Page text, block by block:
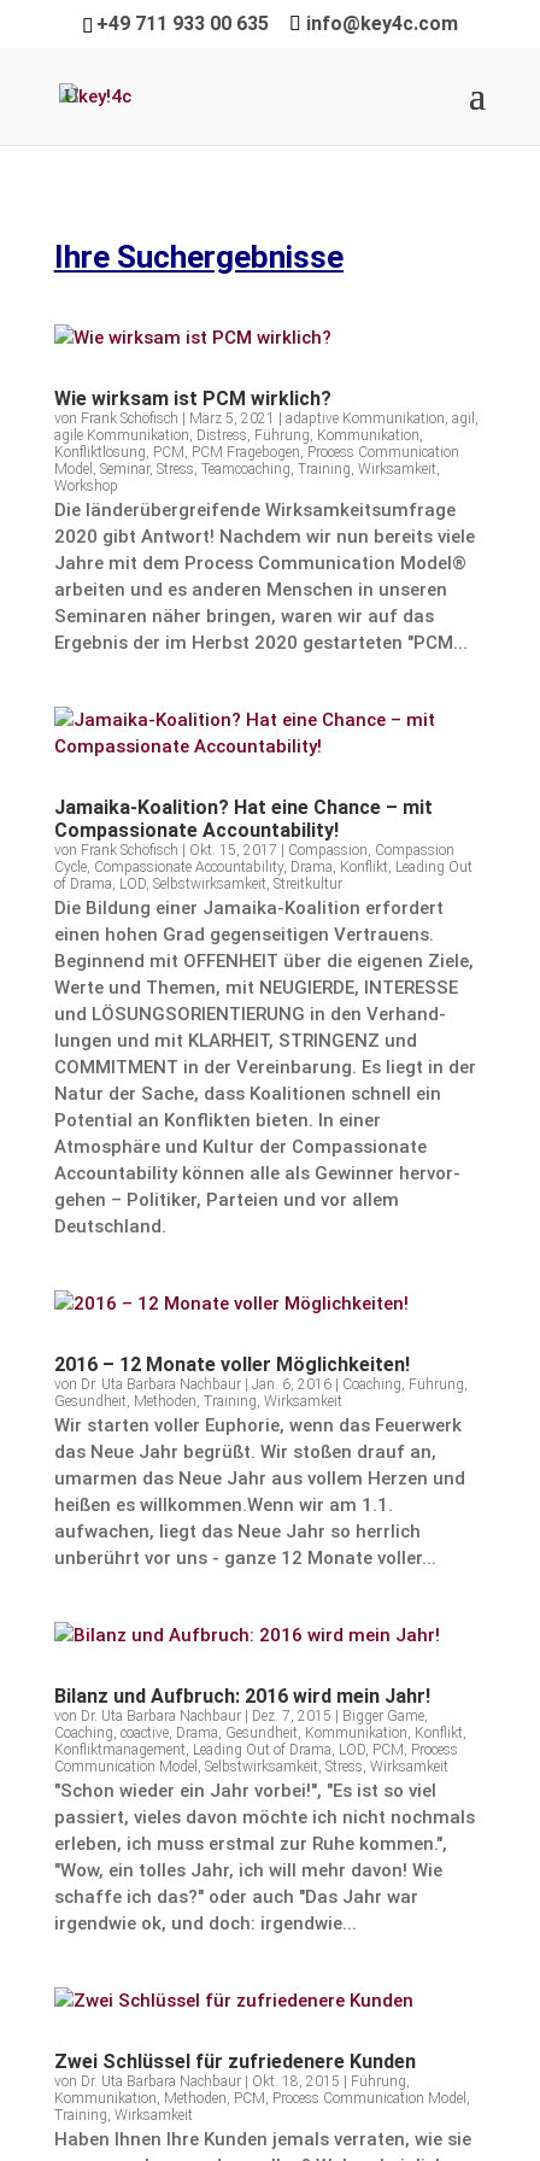
+49 711 933 00 635 info@key4c.com
Ihre Suchergebnisse
Wie wirksam ist PCM wirklich?
von Frank Schöfisch März 5, 2021 adaptive Kommunikation, agil ,
agile Kommunikation, Distress, Führung, Kommunikation,
Konfliktlösung, PCM , PCM Fragebogen, Process Communication
Model , Seminar, Stress, Teamcoaching, Training, Wirksamkeit,
Workshop
Die länderübergreifende Wirksamkeitsumfrage
2020 gibt Antwort! Nachdem wir nun bereits viele
Jahre mit dem Process Communication Model®
arbeiten und es anderen Menschen in unseren
Seminaren näher bringen, waren wir auf das
Ergebnis der im Herbst 2020 gestarteten "PCM...
Jamaika-Koali­tion? Hat eine Chance – mit
Compas­sio­nate Accountability!
von Frank Schöfisch Okt. 15, 2017 Compassion, Compassion
Cycle, Compassionate Accountability, Drama, Konflikt, Leading Out
of Drama, LOD, Selbstwirksamkeit, Streitkultur
Die Bildung einer Jamaika-Koali­tion erfor­dert
einen hohen Grad gegen­sei­tigen Vertrauens.
Begin­nend mit OFFENHEIT über die eigenen Ziele,
Werte und Themen, mit NEUGIERDE, INTERESSE
und LÖSUNGSORIENTIERUNG in den Verhand­
lungen und mit KLARHEIT, STRINGENZ und
COMMITMENT in der Verein­ba­rung. Es liegt in der
Natur der Sache, dass Koali­tionen schnell ein
Poten­tial an Konflikten bieten. In einer
Atmosphäre und Kultur der Compas­sio­nate
Accoun­ta­bi­lity können alle als Gewinner hervor­
gehen – Politiker, Parteien und vor allem
Deutschland.
2016 – 12 Monate voller Möglichkeiten!
von Dr. Uta Barbara Nachbaur| Jan. 6, 2016| Coaching, Führung,
Gesundheit, Methoden, Training, Wirksamkeit
Wir starten voller Euphorie, wenn das Feuerwerk
das Neue Jahr begrüßt. Wir stoßen drauf an,
umarmen das Neue Jahr aus vollem Herzen und
heißen es willkommen.Wenn wir am 1.1.
aufwachen, liegt das Neue Jahr so herrlich
unberührt vor uns - ganze 12 Monate voller...
Bilanz und Aufbruch: 2016 wird mein Jahr!
von Dr. Uta Barbara Nachbaur| Dez. 7, 2015 Bigger Game,
Coaching, coactive, Drama, Gesundheit, Kommunikation, Konflikt,
Konfliktmanagement, Leading Out of Drama, LOD, PCM , Process
Communication Model , Selbstwirksamkeit, Stress, Wirksamkeit
"Schon wieder ein Jahr vorbei!", "Es ist so viel
passiert, vieles davon möchte ich nicht nochmals
erleben, ich muss erstmal zur Ruhe kommen.",
"Wow, ein tolles Jahr, ich will mehr davon! Wie
schaffe ich das?" oder auch "Das Jahr war
irgendwie ok, und doch: irgendwie...
Zwei Schlüssel für zufrie­de­nere Kunden
von Dr. Uta Barbara Nachbaur| Okt. 18, 2015 Führung,
Kommunikation, Methoden, PCM , Process Communication Model ,
Training, Wirksamkeit
Haben Ihnen Ihre Kunden jemals verraten, wie sie